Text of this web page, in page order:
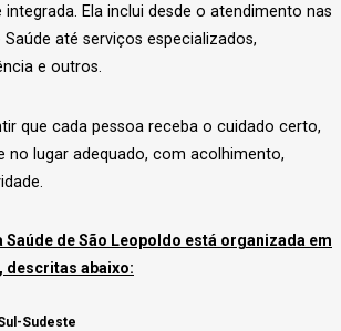
Ela inclui desde o atendimento nas
Saúde até serviços especializados,
e outros.
que cada pessoa receba o cuidado certo,
lugar adequado, com acolhimento,
Saúde de São Leopoldo está organizada em
descritas abaixo:
Sudeste